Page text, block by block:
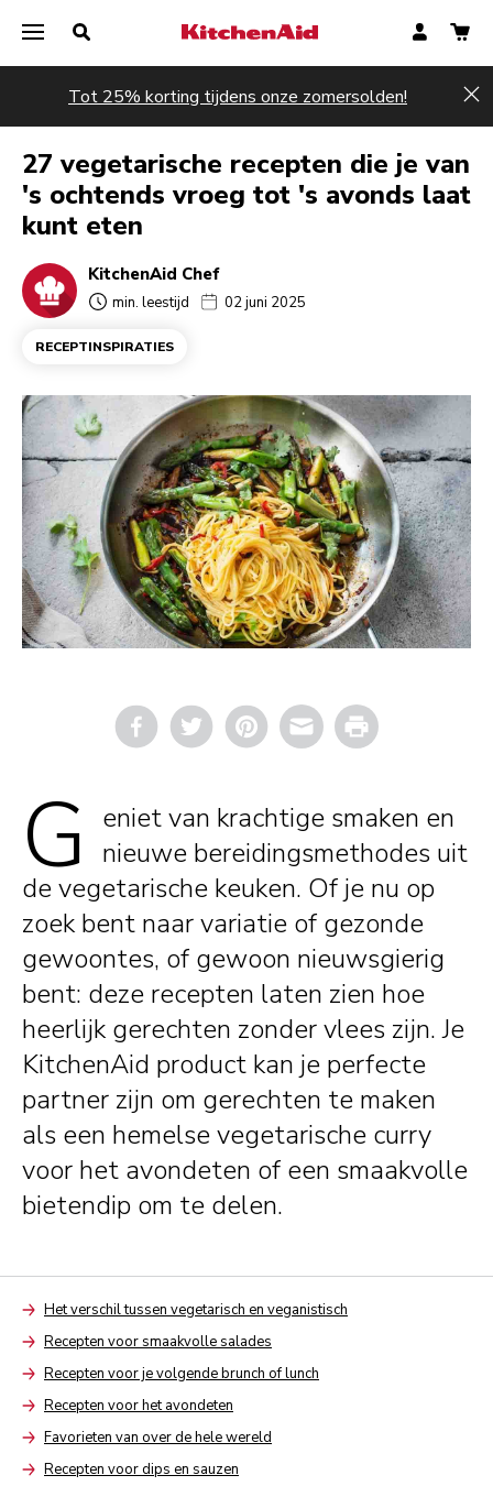
Tot 25% korting tijdens onze zomersolden!
27 vegetarische recepten die je van
's ochtends vroeg tot 's avonds laat
kunt eten
KitchenAid Chef
min. leestijd 02 juni 2025
RECEPTINSPIRATIES
Email Print
G
eniet van krachtige smaken en
nieuwe bereidingsmethodes uit
de vegetarische keuken. Of je nu op
zoek bent naar variatie of gezonde
gewoontes, of gewoon nieuwsgierig
bent: deze recepten laten zien hoe
heerlijk gerechten zonder vlees zijn. Je
KitchenAid product kan je perfecte
partner zijn om gerechten te maken
als een hemelse vegetarische curry
voor het avondeten of een smaakvolle
bietendip om te delen.
ArrowHet verschil tussen vegetarisch en veganistisch
ArrowRecepten voor smaakvolle salades
ArrowRecepten voor je volgende brunch of lunch
ArrowRecepten voor het avondeten
ArrowFavorieten van over de hele wereld
ArrowRecepten voor dips en sauzen